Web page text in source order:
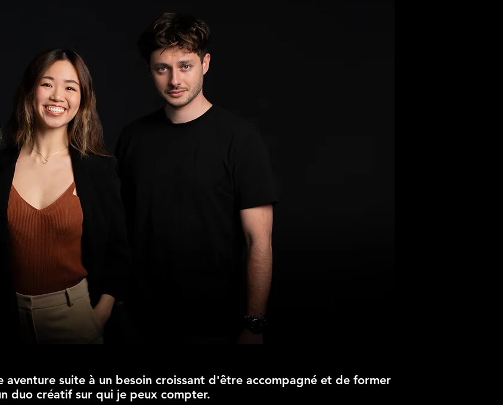
suite à un besoin croissant d'être accompagné et de former
duo créatif sur qui je peux compter.